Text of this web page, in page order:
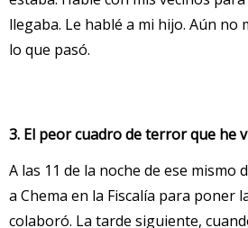
llegaba. Le hablé a mi hijo. Aún no
lo que pasó.
3. El peor cuadro de terror que he
A las 11 de la noche de ese mismo
a Chema en la Fiscalía para poner
colaboró. La tarde siguiente,